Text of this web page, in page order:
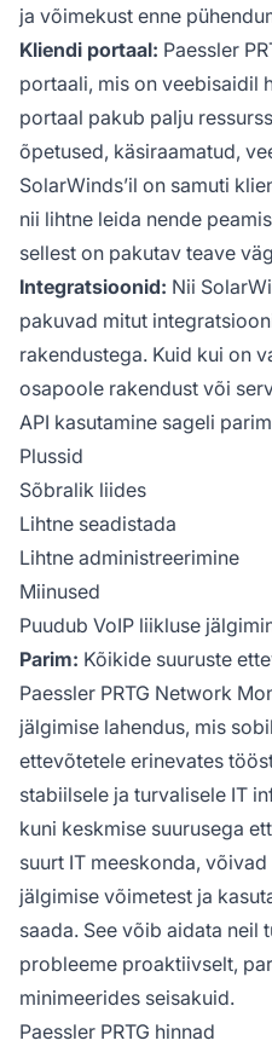
ja võimekust enne
Kliendi portaal: Paessler
portaali, mis on veebisaidil
portaal pakub palju
õpetused, käsiraamatud,
SolarWinds’il on samuti
nii lihtne leida nende
sellest on pakutav teave
Integratsioonid: Nii
pakuvad mitut
rakendustega. Kuid kui on
osapoole rakendust või
API kasutamine sageli
Plussid
Sõbralik liides
Lihtne seadistada
Lihtne administreerimine
Miinused
Puudub VoIP liikluse
Parim: Kõikide suuruste
Paessler PRTG Network
jälgimise lahendus, mis
ettevõtetele erinevates
stabiilsele ja turvalisele IT
kuni keskmise suurusega
suurt IT meeskonda,
jälgimise võimetest ja
saada. See võib aidata neil
probleeme proaktiivselt,
minimeerides seisakuid.
Paessler PRTG hinnad